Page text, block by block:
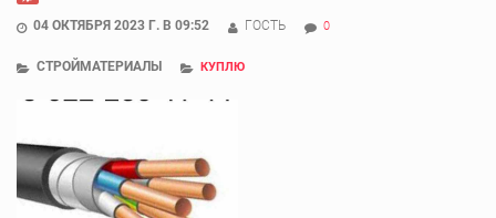
04 ОКТЯБРЯ 2023 Г. В 09:52 ГОСТЬ 0
СТРОЙМАТЕРИАЛЫ КУПЛЮ